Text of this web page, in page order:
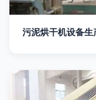
污泥烘干机设备